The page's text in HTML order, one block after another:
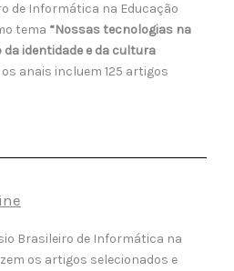
de Informática na Educação
tema “Nossas tecnologias na
da identidade e da cultura
os anais incluem 125 artigos
Brasileiro de Informática na
os artigos selecionados e